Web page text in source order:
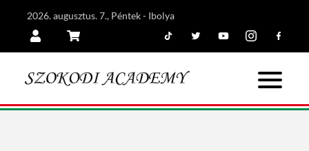
2026. augusztus. 7., Péntek - Ibolya